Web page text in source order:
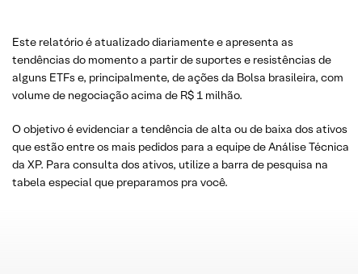
Este relatório é atualizado diariamente e apresenta as
tendências do momento a partir de suportes e resistências de
alguns ETFs e, principalmente, de ações da Bolsa brasileira, com
volume de negociação acima de R$ 1 milhão.
O objetivo é evidenciar a tendência de alta ou de baixa dos ativos
que estão entre os mais pedidos para a equipe de Análise Técnica
da XP. Para consulta dos ativos, utilize a barra de pesquisa na
tabela especial que preparamos pra você.